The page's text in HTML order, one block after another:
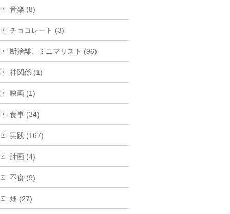
音楽 (8)
チョコレート (3)
断捨離、ミニマリスト (96)
神関係 (1)
映画 (1)
食事 (34)
実践 (167)
計画 (4)
不食 (9)
畑 (27)